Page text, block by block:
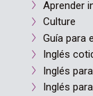
Aprender
Culture
Guía para
Inglés
Inglés
Inglés